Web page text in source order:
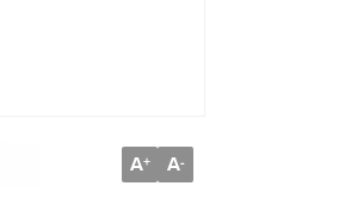
A+ A-